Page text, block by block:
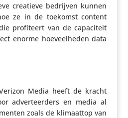
creatieve bedrijven kunnen
ze in de toekomst content
profi­teert van de capa­ci­teit
enorme hoeveel­heden data
Media heeft de kracht
adver­teer­ders en media al
zoals de klimaattop van